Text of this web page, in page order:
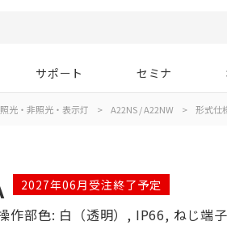
サポート セミナ
光・非照光・表示灯 > A22NS / A22NW > 形式仕
2027年06月受注終了予定
部色: 白（透明）, IP66, ねじ端